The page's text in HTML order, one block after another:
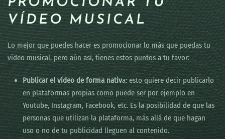
PROMOCIONAR TU
VÍDEO MUSICAL
Lo mejor que puedes hacer es promocionar lo más que puedas tu
vídeo musical, pero aún así, tienes estos puntos a tu favor:
Publicar el vídeo de forma nativa: esto quiere decir publicarlo
en plataformas propias como puede ser por ejemplo en
Youtube, Instagram, Facebook, etc. Es la posibilidad de que las
personas que utilizan la plataforma, más allá de que hagan
uso o no de tu publicidad lleguen al contenido.